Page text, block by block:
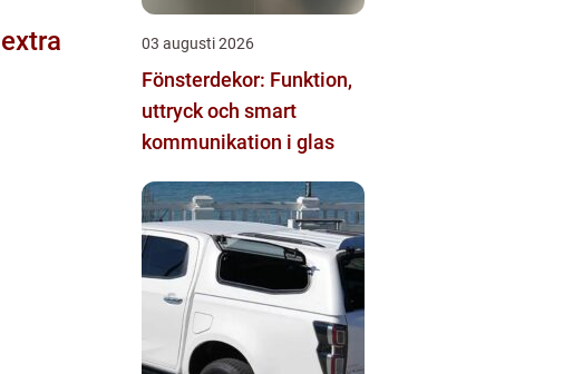
03 augusti 2026
Fönsterdekor: Funktion,
uttryck och smart
kommunikation i glas